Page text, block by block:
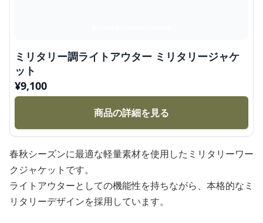
ミリタリー調ライトアウター ミリタリージャケ
ット
¥9,100
商品の詳細を見る
春秋シーズンに最適な軽量素材を使用したミリタリーワー
クジャケットです。
ライトアウターとしての機能性を持ちながら、本格的なミ
リタリーデザインを採用しています。